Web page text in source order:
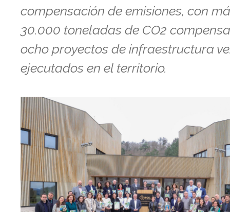
compensación de emisiones, con
30.000 toneladas de CO2
ocho proyectos de infraestructura
ejecutados en el territorio.